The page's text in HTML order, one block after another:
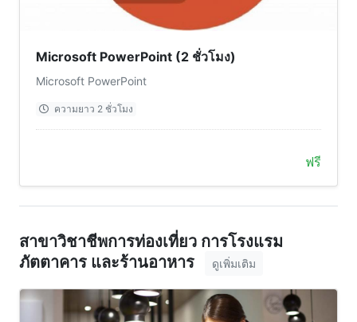
Microsoft PowerPoint (2 ชั่วโมง)
Microsoft PowerPoint
ความยาว 2 ชั่วโมง
ฟรี
สาขาวิชาชีพการท่องเที่ยว การโรงแรม
ภัตตาคาร และร้านอาหาร
ดูเพิ่มเติม